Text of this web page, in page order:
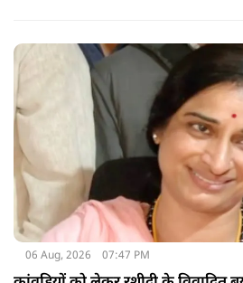
06 Aug, 2026 07:47 PM